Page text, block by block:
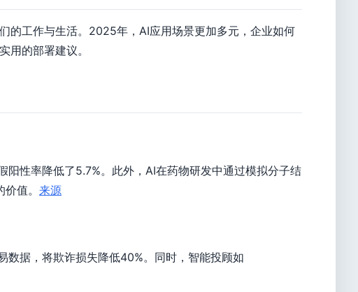
的工作与生活。2025年，AI应用场景更加多元，企业如何
用的部署建议。
性率降低了5.7%。此外，AI在药物研发中通过模拟分子结
值。 来源
据，将欺诈损失降低40%。同时，智能投顾如